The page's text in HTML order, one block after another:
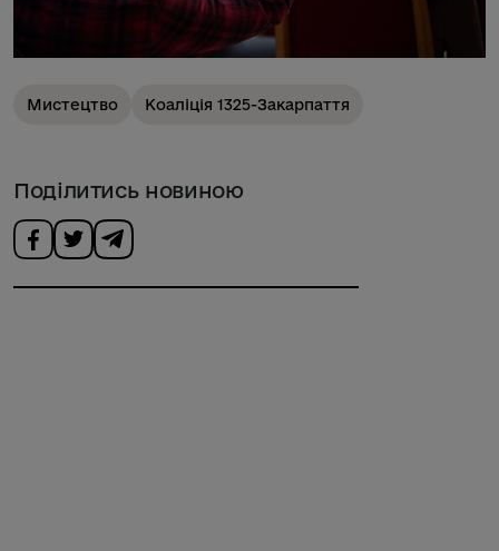
Мистецтво Коаліція 1325-Закарпаття
Поділитись новиною